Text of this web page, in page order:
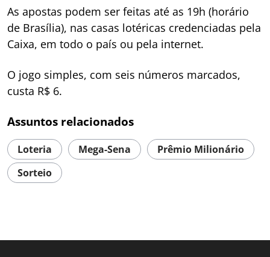
As apostas podem ser feitas até as 19h (horário
de Brasília), nas casas lotéricas credenciadas pela
Caixa, em todo o país ou pela internet.
O jogo simples, com seis números marcados,
custa R$ 6.
Assuntos relacionados
Loteria Mega-Sena
Prêmio Milionário
Sorteio